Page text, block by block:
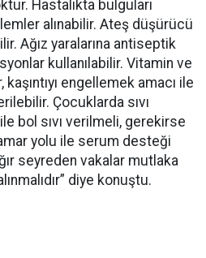
Hastalıkta bulguları
alınabilir. Ateş düşürücü
Ağız yaralarına antiseptik
kullanılabilir. Vitamin ve
engellemek amacı ile
Çocuklarda sıvı
bol sıvı verilmeli, gerekirse
yolu ile serum desteği
seyreden vakalar mutlaka
diye konuştu.